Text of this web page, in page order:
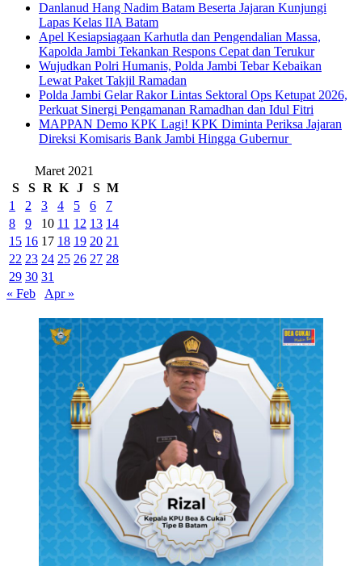
Danlanud Hang Nadim Batam Beserta Jajaran Kunjungi
Lapas Kelas IIA Batam
Apel Kesiapsiagaan Karhutla dan Pengendalian Massa,
Kapolda Jambi Tekankan Respons Cepat dan Terukur
Wujudkan Polri Humanis, Polda Jambi Tebar Kebaikan
Lewat Paket Takjil Ramadan
Polda Jambi Gelar Rakor Lintas Sektoral Ops Ketupat 2026,
Perkuat Sinergi Pengamanan Ramadhan dan Idul Fitri
‎MAPPAN Demo KPK Lagi! KPK Diminta Periksa Jajaran
Direksi Komisaris Bank Jambi Hingga Gubernur ‎
Maret 2021
S
S R K J S M
1
2 3 4 5 6
7
8
9 10 11 12 13 14
15 16 17 18 19 20 21
22 23 24 25 26 27 28
29 30 31
« Feb
Apr »